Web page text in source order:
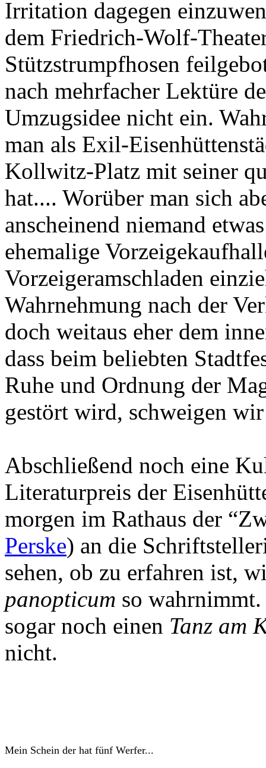
Irritation dagegen
dem Friedrich-Wolf-
Stützstrumpfhosen
nach mehrfacher Lektüre
Umzugsidee nicht ein.
man als Exil-
Kollwitz-Platz mit seiner
hat.... Worüber man sich
anscheinend niemand
ehemalige
Vorzeigeramschladen
Wahrnehmung nach der
doch weitaus eher dem
dass beim beliebten
Ruhe und Ordnung der
gestört wird, schweigen
Abschließend noch eine
Literaturpreis der
morgen im Rathaus der
Perske) an die
sehen, ob zu erfahren ist,
panopticum so
sogar noch einen Tanz am
nicht.
Mein Schein der hat fünf Werfer...